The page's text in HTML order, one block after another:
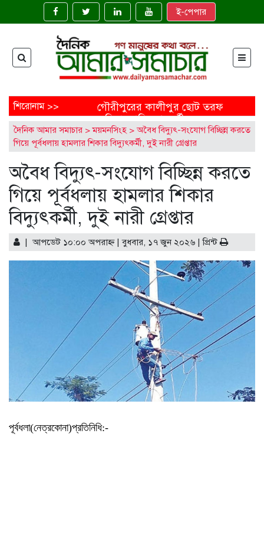
ই-পেপার
শিরোনাম >>
গৌরীপুরের কালীপুর ছোট তরফ
জমিদারবাড়ির শতবর্ষী
নাগলিঙ্গম গাছ: ইতিহাসের নীরব
সাক্ষী
মৎস্য সপ্তাহ উদ্বোধন
‘মাছে-ভাতে বাঙালি’: বিশ্বে
বাংলাদেশের নতুন জয়গান
এক নির্মাণাধীন ভবনেই আটকে
আছে নোবিপ্রবির উন্নয়ন
ফেনীতে অপ্রাপ্তবয়স্ক মেয়ের
বিয়ের আয়োজন, বাবাকে
শাড়ি পরে এলে ফুলমার্ক পাবে’,
খুবির সেই শিক্ষকের আরেক
কাণ্ড
কিস্তি সুরক্ষা কার্ডধারী ৮
শতাধিক পরিবারকে সহায়তা
ওয়ালটন প্লাজার
তিন উপদেষ্টার সঙ্গে জামায়াতের
সেক্রেটারির সাক্ষাৎ
বাগানে পড়েছিল নারীর
গলাকাটা মরদেহ
পু‌লি‌শে বরখাস্ত চলমান প্রক্রিয়া:
স্বরাষ্ট্র উপদেষ্টা
দৈনিক আমার সমাচার >ময়মনসিংহ >অবৈধ বিদ্যুৎ-সংযোগ বিচ্ছিন্ন করতে
গিয়ে পূর্বধলায় হামলার শিকার বিদ্যুৎকর্মী, দুই নারী গ্রেপ্তার
অবৈধ বিদ্যুৎ-সংযোগ বিচ্ছিন্ন করতে
গিয়ে পূর্বধলায় হামলার শিকার
বিদ্যুৎকর্মী, দুই নারী গ্রেপ্তার
| আপডেট ১০:০০ অপরাহ্ণ | বুধবার, ১৭ জুন ২০২৬ |প্রিন্ট
পূর্বধলা(নেত্রকোনা)প্রতিনিধি:-